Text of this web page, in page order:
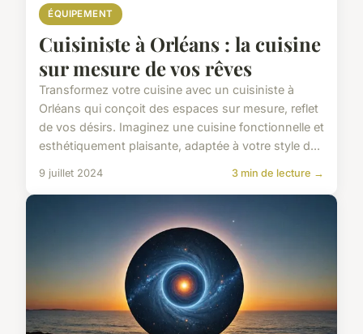
ÉQUIPEMENT
Cuisiniste à Orléans : la cuisine
sur mesure de vos rêves
Transformez votre cuisine avec un cuisiniste à
Orléans qui conçoit des espaces sur mesure, reflet
de vos désirs. Imaginez une cuisine fonctionnelle et
esthétiquement plaisante, adaptée à votre style d...
9 juillet 2024 3 min de lecture →